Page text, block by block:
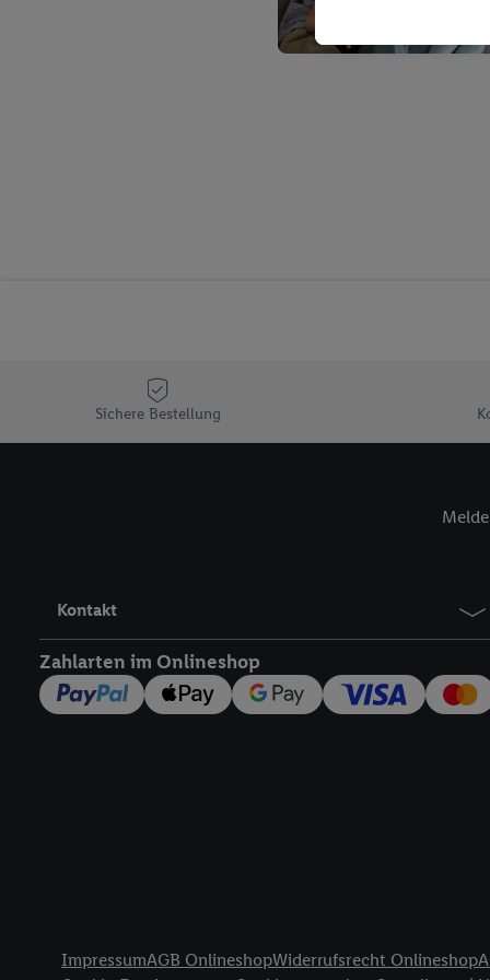
Sichere Bestellung
Kontakt
Zahlarten im Onlineshop
ImpressumAGB OnlineshopWiderrufsrecht Onlineshop
Kaufverhalten in den
genauen
Hierzu wird von uns
Adresse in
den Lidl-Diensten
Wenn das der Fall ist,
Kundenkonto-
Insbesondere können
werden, damit wir
Nutzung der Utiq-
Telekommunikations-
die Lidl-Dienste)
„Zustimmen“ stimmen
genannten Partner
jederzeit mit Wirkung
Unter
Anzeige von
Verknüpfung